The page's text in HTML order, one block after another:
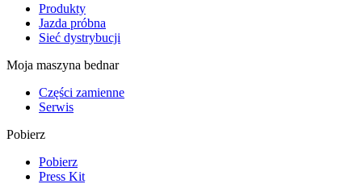
Produkty
Jazda próbna
Sieć dystrybucji
Moja maszyna bednar
Części zamienne
Serwis
Pobierz
Pobierz
Press Kit